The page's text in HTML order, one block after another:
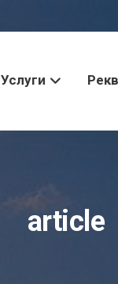
Услуги
article